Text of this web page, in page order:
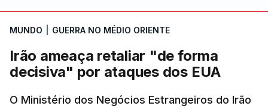
MUNDO GUERRA NO MÉDIO ORIENTE
Irão ameaça retaliar "de forma
decisiva" por ataques dos EUA
O Ministério dos Negócios Estrangeiros do Irão